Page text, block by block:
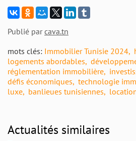
Publié parcava.tn
mots clés: Immobilier Tunisie 2024
logements abordables
réglementation immobilière
défis économiques technologie
luxe banlieues tunisiennes
Actualités similaires